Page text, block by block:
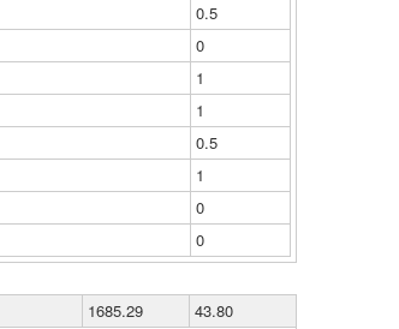
0.5
0
1
1
0.5
1
0
0
1685.29
43.80